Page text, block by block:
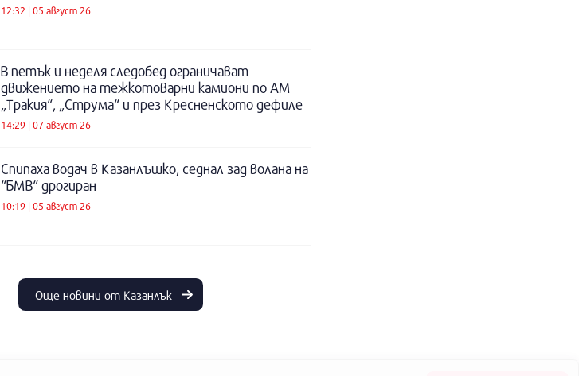
12:32 | 05 август 26
В петък и неделя следобед ограничават
движението на тежкотоварни камиони по АМ
„Тракия“, „Струма“ и през Кресненското дефиле
14:29 | 07 август 26
Спипаха водач в Казанлъшко, седнал зад волана на
“БМВ“ дрогиран
10:19 | 05 август 26
Още новини от Казанлък